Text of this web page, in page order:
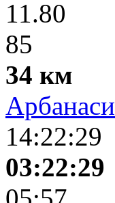
11.80
85
34 км
Арбанаси
14:22:29
03:22:29